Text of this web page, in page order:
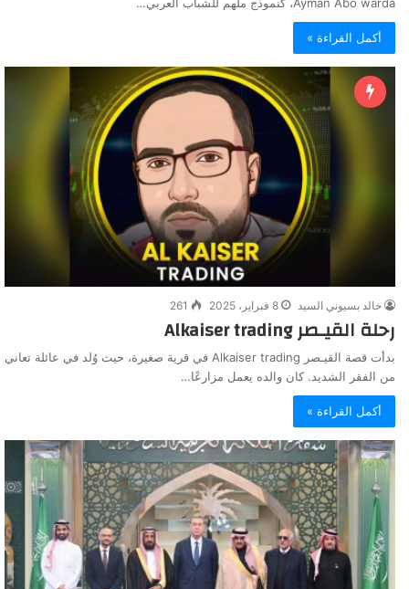
أكمل القراءة »
خالد بسيوني السيد 8 فبراير، 2025 261
رحلة القيـصر Alkaiser trading
بدأت قصة القيـصر Alkaiser trading في قرية صغيرة، حيث وُلد في عائلة تعاني
من الفقر الشديد. كان والده يعمل مزارعًا…
أكمل القراءة »